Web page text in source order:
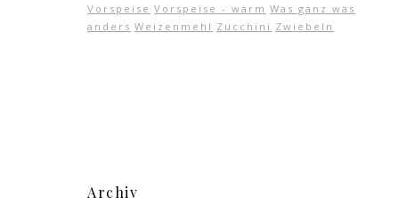
Vorspeise Vorspeise - warm Was ganz was
anders Weizenmehl Zucchini Zwiebeln
Archiv